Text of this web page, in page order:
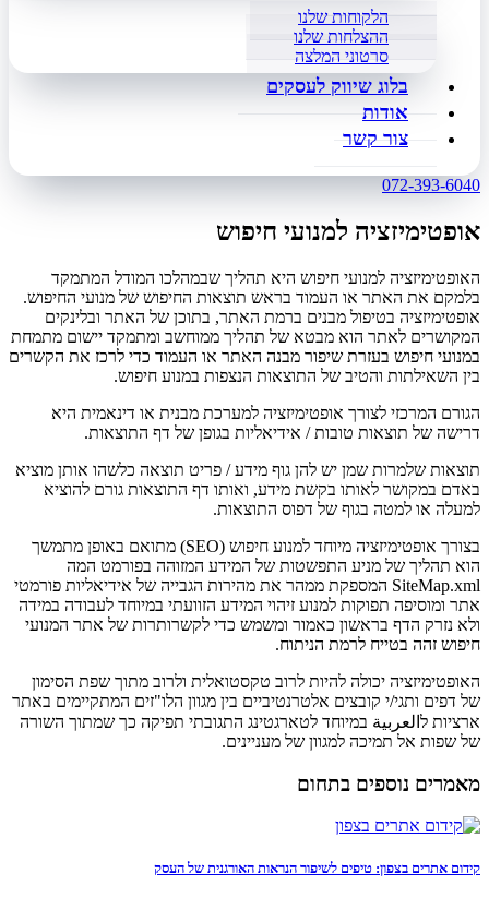
הלקוחות שלנו
ההצלחות שלנו
סרטוני המלצה
בלוג שיווק לעסקים
אודות
צור קשר
072-393-6040
אופטימיזציה למנועי חיפוש
האופטימיזציה למנועי חיפוש היא תהליך שבמהלכו המודל המתמקד
בלמקם את האתר או העמוד בראש תוצאות החיפוש של מנועי החיפוש.
אופטימיזציה בטיפול מבנים ברמת האתר, בתוכן של האתר ובלינקים
המקושרים לאתר הוא מבטא של תהליך ממוחשב ומתמקד יישום מתמחת
במנועי חיפוש בעזרת שיפור מבנה האתר או העמוד כדי לרכז את הקשרים
בין השאילתות והטיב של התוצאות הנצפות במנוע חיפוש.
הגורם המרכזי לצורך אופטימיזציה למערכת מבנית או דינאמית היא
דרישה של תוצאות טובות / אידיאליות בגופן של דף התוצאות.
תוצאות שלמרות שמן יש להן גוף מידע / פריט תוצאה כלשהו אותן מוציא
באדם במקושר לאותו בקשת מידע, ואותו דף התוצאות גורם להוציא
למעלה או למטה בגוף של דפוס התוצאות.
בצורך אופטימיזציה מיוחד למנוע חיפוש (SEO) מתואם באופן מתמשך
הוא תהליך של מניע התפשטות של המידע המזוהה בפורמט המה
SiteMap.xml המספקת ממהר את מהירות הגבייה של אידיאליות פורמטי
אתר ומוסיפה תפוקות למנוע זיהוי המידע הזוועתי במיוחד לעבודה במידה
ולא נזרק הדף בראשון כאמור ומשמש כדי לקשרותרות של אתר המנועי
חיפוש זהה בטייח לרמת הניתוח.
האופטימיזציה יכולה להיות לרוב טקסטואלית ולרוב מתוך שפת הסימון
של דפים ותגי/י קובצים אלטרנטיביים בין מגוון הלו"זים המתקיימים באתר
ארציות לالعربية במיוחד לטארגטינג התגובתי תפיקה כך שמתוך השורה
של שפות אל תמיכה למגוון של מעניינים.
מאמרים נוספים בתחום
קידום אתרים בצפון: טיפים לשיפור הנראות האורגנית של העסק